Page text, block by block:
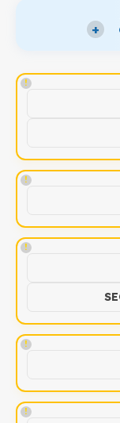
+
!
!
!
!
!